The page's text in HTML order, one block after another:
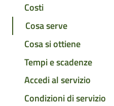
Costi
Cosa serve
Cosa si ottiene
Tempi e scadenze
Accedi al servizio
Condizioni di servizio